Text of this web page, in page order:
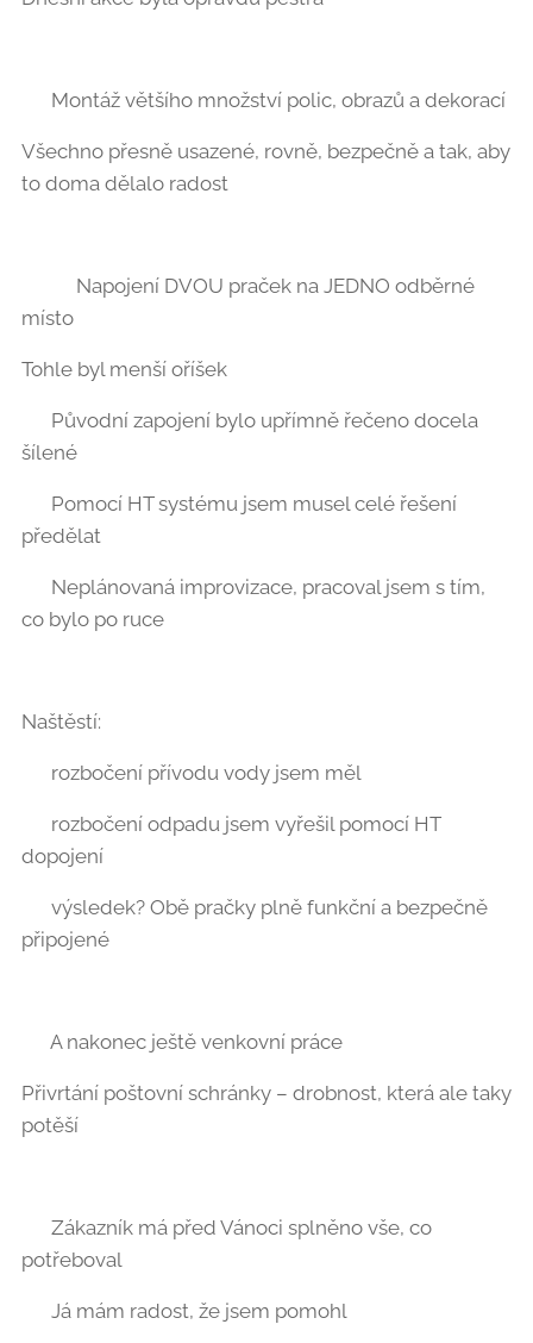
🖼️ Montáž většího množství polic, obrazů a dekorací
Všechno přesně usazené, rovně, bezpečně a tak, aby
to doma dělalo radost 👌✨
🧺🧺 Napojení DVOU praček na JEDNO odběrné
místo
Tohle byl menší oříšek 🧠🔩
👉 Původní zapojení bylo upřímně řečeno docela
šílené 😅
👉 Pomocí HT systému jsem musel celé řešení
předělat
👉 Neplánovaná improvizace, pracoval jsem s tím,
co bylo po ruce 🛠️
Naštěstí:
💧 rozbočení přívodu vody jsem měl
🚰 rozbočení odpadu jsem vyřešil pomocí HT
dopojení
✔️ výsledek? Obě pračky plně funkční a bezpečně
připojené
📬 A nakonec ještě venkovní práce
Přivrtání poštovní schránky – drobnost, která ale taky
potěší 😊
🎁 Zákazník má před Vánoci splněno vše, co
potřeboval
🙂 Já mám radost, že jsem pomohl